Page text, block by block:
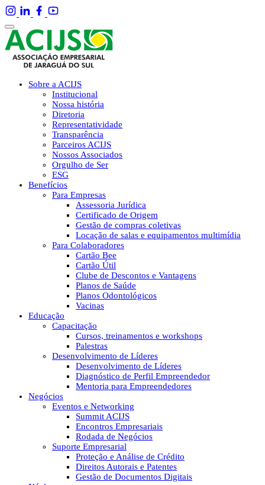
Sobre a ACIJS
Institucional
Nossa história
Diretoria
Representatividade
Transparência
Parceiros ACIJS
Nossos Associados
Orgulho de Ser
ESG
Benefícios
Para Empresas
Assessoria Jurídica
Certificado de Origem
Gestão de compras coletivas
Locação de salas e equipamentos multimídia
Para Colaboradores
Cartão Bee
Cartão Útil
Clube de Descontos e Vantagens
Planos de Saúde
Planos Odontológicos
Vacinas
Educação
Capacitação
Cursos, treinamentos e workshops
Palestras
Desenvolvimento de Líderes
Desenvolvimento de Líderes
Diagnóstico de Perfil Empreendedor
Mentoria para Empreendedores
Negócios
Eventos e Networking
Summit ACIJS
Encontros Empresariais
Rodada de Negócios
Suporte Empresarial
Proteção e Análise de Crédito
Direitos Autorais e Patentes
Gestão de Documentos Digitais